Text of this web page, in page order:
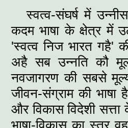
स्‍वत्व-संघर्ष में
कदम भाषा के क्षेत्र में
'स्‍वत्व निज भारत गहै'
अहै सब उन्‍नति कौ
नवजागरण की सबसे
जीवन-संग्राम की भाषा
और विकास विदेशी
भाषा-विकास का स्‍तर